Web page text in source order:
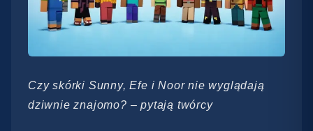
Czy skórki Sunny, Efe i Noor nie wyglądają
dziwnie znajomo? – pytają twórcy